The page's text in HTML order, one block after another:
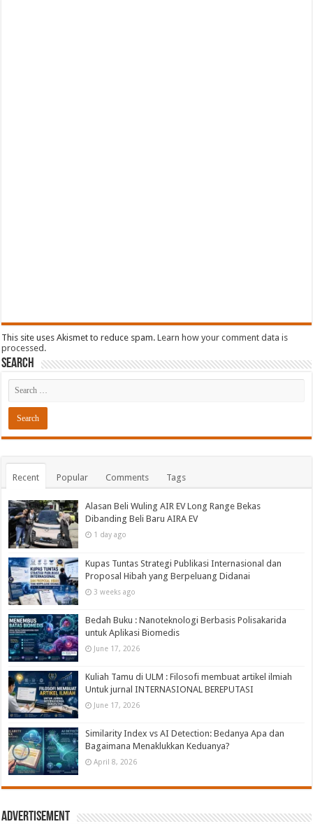
This site uses Akismet to reduce spam.Learn how your comment data is
processed.
Search
Recent Popular Comments Tags
Alasan Beli Wuling AIR EV Long Range Bekas
Dibanding Beli Baru AIRA EV
1 day ago
Kupas Tuntas Strategi Publikasi Internasional dan
Proposal Hibah yang Berpeluang Didanai
3 weeks ago
Bedah Buku : Nanoteknologi Berbasis Polisakarida
untuk Aplikasi Biomedis
June 17, 2026
Kuliah Tamu di ULM : Filosofi membuat artikel ilmiah
Untuk jurnal INTERNASIONAL BEREPUTASI
June 17, 2026
Similarity Index vs AI Detection: Bedanya Apa dan
Bagaimana Menaklukkan Keduanya?
April 8, 2026
Advertisement